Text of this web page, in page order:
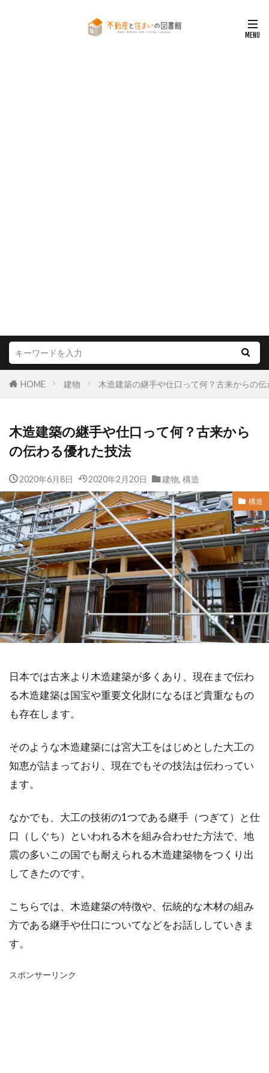
HOME 建物 木造建築の継手や仕口って何？古来からの
木造建築の継手や仕口って何？古来から
の伝わる優れた技法
2020年6月8日 2020年2月20日 建物, 構造
構造
日本では古来より木造建築が多くあり、現在まで伝わ
る木造建築は国宝や重要文化財になるほど貴重なもの
も存在します。
そのような木造建築には宮大工をはじめとした大工の
知恵が詰まっており、現在でもその技法は伝わってい
ます。
なかでも、大工の技術の1つである継手（つぎて）と仕
口（しぐち）といわれる木を組み合わせた方法で、地
震の多いこの国でも耐えられる木造建築物をつくり出
してきたのです。
こちらでは、木造建築の特徴や、伝統的な木材の組み
方である継手や仕口についてなどをお話ししていきま
す。
スポンサーリンク